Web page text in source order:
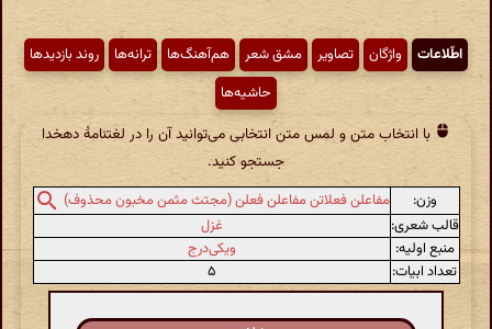
اطّلاعات واژگان تصاویر مشق شعر هم‌آهنگ‌ها ترانه‌ها
روند بازدیدها
حاشیه‌ها
با انتخاب متن و لمس متن انتخابی می‌توانید آن را در لغتنامهٔ دهخدا
جستجو کنید.
وزن:
مفاعلن فعلاتن مفاعلن فعلن (مجتث مثمن مخبون محذوف)
قالب شعری:
غزل
منبع اولیه:
ویکی‌درج
تعداد ابیات:
۵